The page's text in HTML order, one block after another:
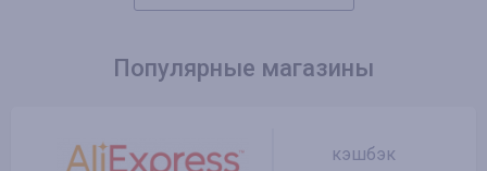
Популярные магазины
кэшбэк